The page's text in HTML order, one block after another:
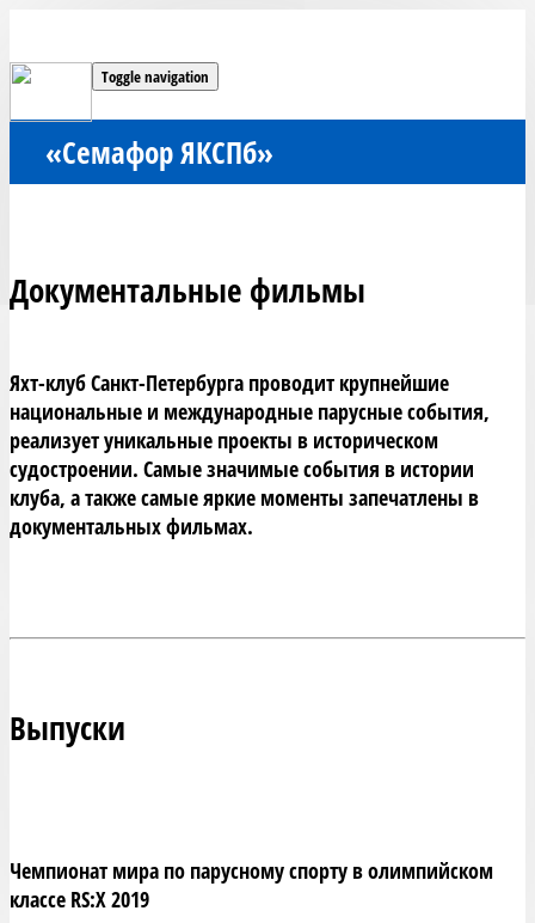
Toggle navigation
«Семафор ЯКСПб»
Документальные фильмы
Яхт-клуб Санкт-Петербурга проводит крупнейшие
национальные и международные парусные события,
реализует уникальные проекты в историческом
судостроении. Самые значимые события в истории
клуба, а также самые яркие моменты запечатлены в
документальных фильмах.
Выпуски
Чемпионат мира по парусному спорту в олимпийском
классе RS:X 2019